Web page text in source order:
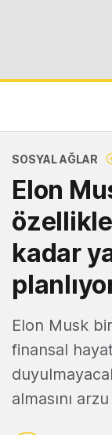
SOSYAL AĞLAR
Elon
kadar
Elon Musk
finansal
almasını